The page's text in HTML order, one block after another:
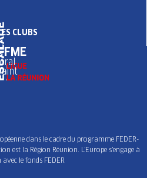
CLUBS
dans le cadre du programme FEDER-
est la Région Réunion. L’Europe s’engage à
avec le fonds FEDER